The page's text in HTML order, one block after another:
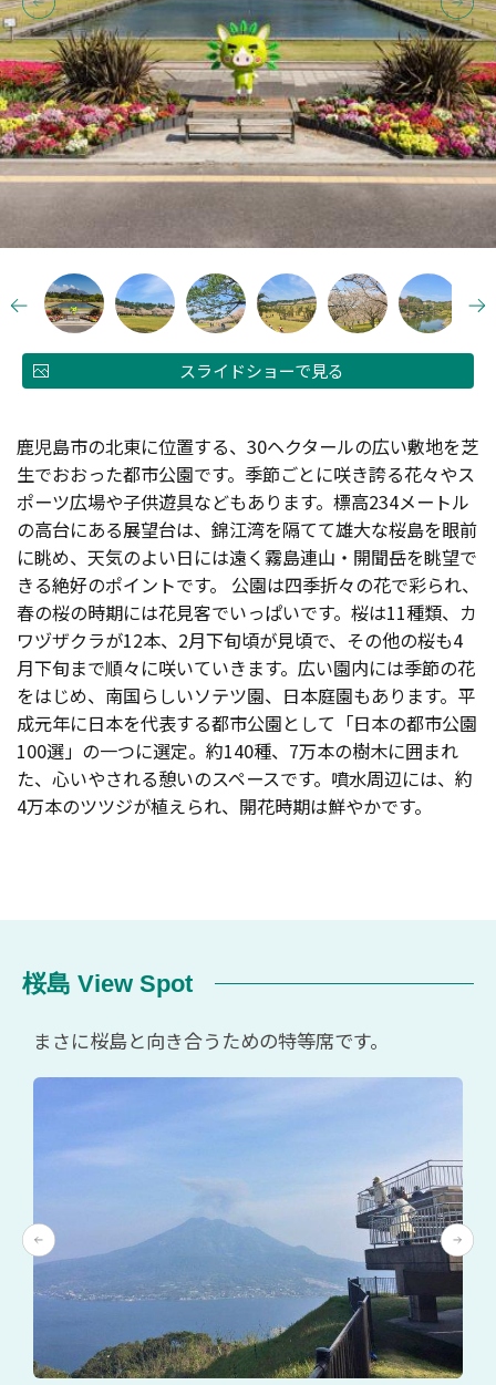
スライドショーで見る
鹿児島市の北東に位置する、30ヘクタールの広い敷地を芝
生でおおった都市公園です。季節ごとに咲き誇る花々やス
ポーツ広場や子供遊具などもあります。標高234メートル
の高台にある展望台は、錦江湾を隔てて雄大な桜島を眼前
に眺め、天気のよい日には遠く霧島連山・開聞岳を眺望で
きる絶好のポイントです。 公園は四季折々の花で彩られ、
春の桜の時期には花見客でいっぱいです。桜は11種類、カ
ワヅザクラが12本、2月下旬頃が見頃で、その他の桜も4
月下旬まで順々に咲いていきます。広い園内には季節の花
をはじめ、南国らしいソテツ園、日本庭園もあります。平
成元年に日本を代表する都市公園として「日本の都市公園
100選」の一つに選定。約140種、7万本の樹木に囲まれ
た、心いやされる憩いのスペースです。噴水周辺には、約
4万本のツツジが植えられ、開花時期は鮮やかです。
桜島 View Spot
まさに桜島と向き合うための特等席です。